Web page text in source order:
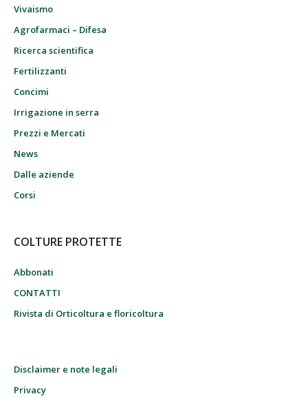
Vivaismo
Agrofarmaci – Difesa
Ricerca scientifica
Fertilizzanti
Concimi
Irrigazione in serra
Prezzi e Mercati
News
Dalle aziende
Corsi
COLTURE PROTETTE
Abbonati
CONTATTI
Rivista di Orticoltura e floricoltura
Disclaimer e note legali
Privacy